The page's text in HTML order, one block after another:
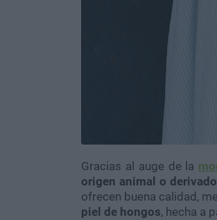
Gracias al auge de la
origen animal o
ofrecen buena calidad,
piel de hongos, hecha a